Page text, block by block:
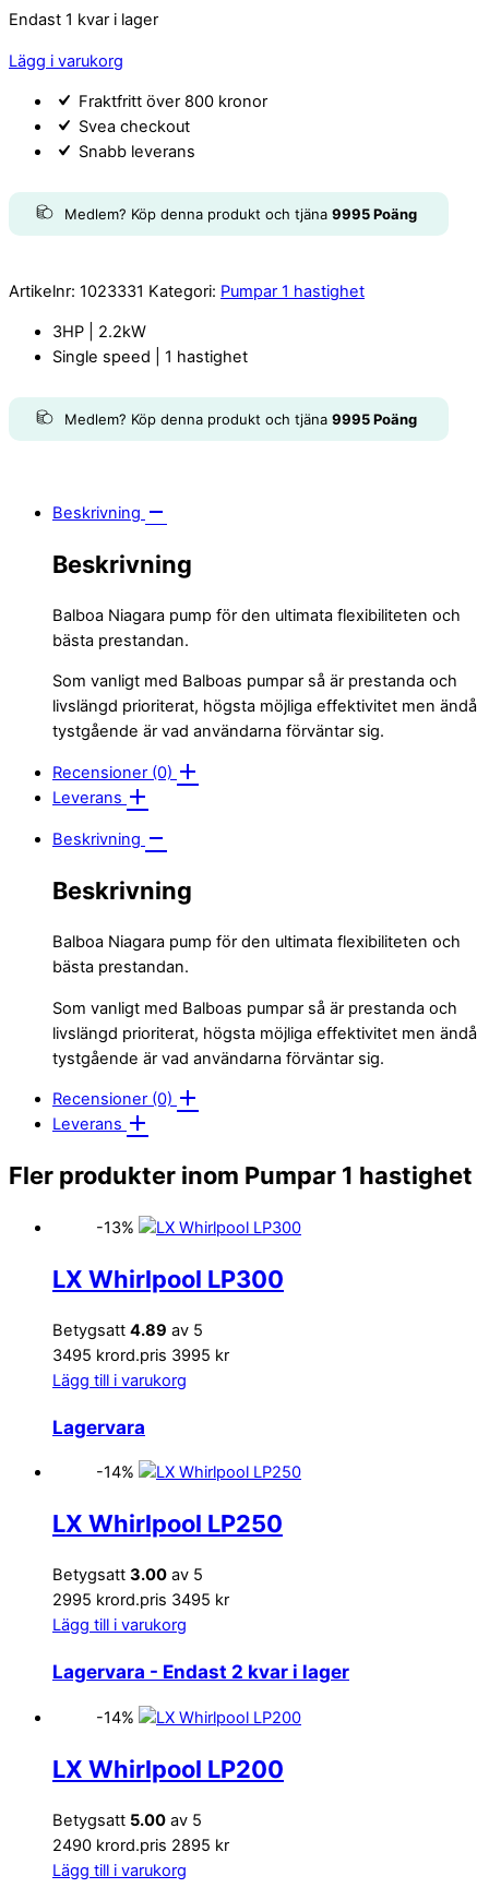
Endast 1 kvar i lager
Lägg i varukorg
Fraktfritt över 800 kronor
Svea checkout
Snabb leverans
Medlem? Köp denna produkt och tjäna 9995Poäng
Artikelnr: 1023331 Kategori: Pumpar 1 hastighet
3HP | 2.2kW
Single speed | 1 hastighet
Medlem? Köp denna produkt och tjäna 9995Poäng
Beskrivning
Beskrivning
Balboa Niagara pump för den ultimata flexibiliteten och
bästa prestandan.
Som vanligt med Balboas pumpar så är prestanda och
livslängd prioriterat, högsta möjliga effektivitet men ändå
tystgående är vad användarna förväntar sig.
Recensioner (0)
Leverans
Beskrivning
Beskrivning
Balboa Niagara pump för den ultimata flexibiliteten och
bästa prestandan.
Som vanligt med Balboas pumpar så är prestanda och
livslängd prioriterat, högsta möjliga effektivitet men ändå
tystgående är vad användarna förväntar sig.
Recensioner (0)
Leverans
Fler produkter inom Pumpar 1 hastighet
-13%
LX Whirlpool LP300
Betygsatt 4.89 av 5
3495 krord.pris 3995 kr
Lägg till i varukorg
Lagervara
-14%
LX Whirlpool LP250
Betygsatt 3.00 av 5
2995 krord.pris 3495 kr
Lägg till i varukorg
Lagervara - Endast 2 kvar i lager
-14%
LX Whirlpool LP200
Betygsatt 5.00 av 5
2490 krord.pris 2895 kr
Lägg till i varukorg